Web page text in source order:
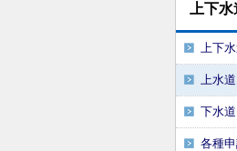
上下
上下
上水
下水
各種